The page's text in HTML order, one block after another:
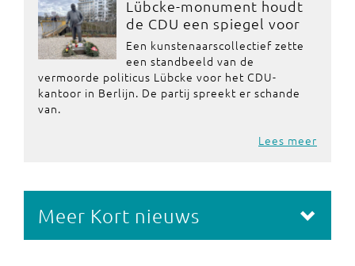
Lübcke-monument houdt
de CDU een spiegel voor
Een kunstenaarscollectief zette
een standbeeld van de
vermoorde politicus Lübcke voor het CDU-
kantoor in Berlijn. De partij spreekt er schande
van.
Lees meer
Meer Kort nieuws